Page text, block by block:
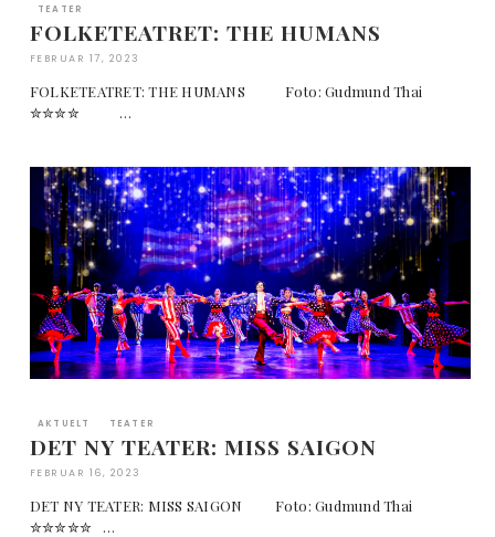
TEATER
FOLKETEATRET: THE HUMANS
FEBRUAR 17, 2023
FOLKETEATRET: THE HUMANS Foto: Gudmund Thai
✮✮✮✮ …
AKTUELT TEATER
DET NY TEATER: MISS SAIGON
FEBRUAR 16, 2023
DET NY TEATER: MISS SAIGON Foto: Gudmund Thai
✮✮✮✮✮ …